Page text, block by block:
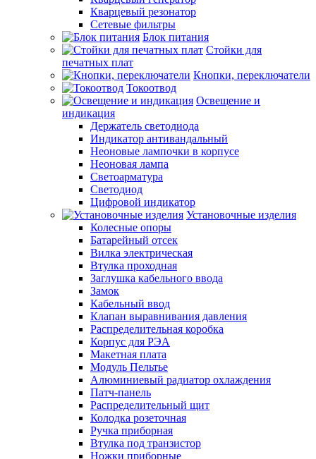
Кварцевый резонатор
Сетевые фильтры
Блок питания
Стойки для
печатных плат
Кнопки, переключатели
Токоотвод
Освещение и
индикация
Держатель светодиода
Индикатор антивандальный
Неоновые лампочки в корпусе
Неоновая лампа
Светоарматура
Светодиод
Цифровой индикатор
Установочные изделия
Колесные опоры
Батарейный отсек
Вилка электрическая
Втулка проходная
Заглушка кабельного ввода
Замок
Кабельный ввод
Клапан выравнивания давления
Распределительная коробка
Корпус для РЭА
Макетная плата
Модуль Пельтье
Алюминиевый радиатор охлаждения
Патч-панель
Распределительный щит
Колодка розеточная
Ручка приборная
Втулка под транзистор
Ножки приборные